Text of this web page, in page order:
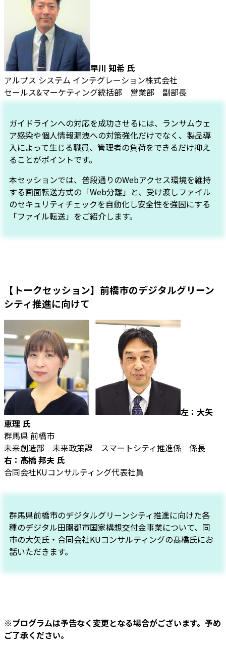
早川 知希 氏
アルプス システム インテグレーション株式会社
セールス&マーケティング統括部 営業部 副部長
ガイドラインへの対応を成功させるには、ランサムウェ
ア感染や個人情報漏洩への対策強化だけでなく、製品導
入によって生じる職員、管理者の負荷をできるだけ抑え
ることがポイントです。
本セッションでは、普段通りのWebアクセス環境を維持
する画面転送方式の「Web分離」と、受け渡しファイル
のセキュリティチェックを自動化し安全性を強固にする
「ファイル転送」をご紹介します。
【トークセッション】前橋市のデジタルグリーン
シティ推進に向けて
左： 大矢
恵理 氏
群馬県 前橋市
未来創造部 未来政策課 スマートシティ推進係 係長
右：髙橋 邦夫 氏
合同会社KUコンサルティング代表社員
群馬県前橋市のデジタルグリーンシティ推進に向けた各
種のデジタル田園都市国家構想交付金事業について、同
市の大矢氏・合同会社KUコンサルティングの髙橋氏にお
話いただきます。
※プログラムは予告なく変更となる場合がございます。予め
ご了承ください。